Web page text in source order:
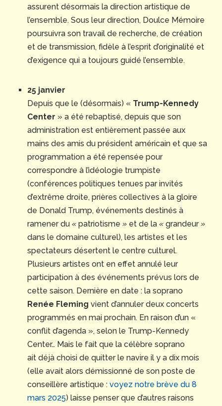
assurent désormais la direction artistique de
l’ensemble. Sous leur direction, Doulce Mémoire
poursuivra son travail de recherche, de création
et de transmission, fidèle à l’esprit d’originalité et
d’exigence qui a toujours guidé l’ensemble.
25 janvier
Depuis que le (désormais) « Trump-Kennedy
Center » a été rebaptisé, depuis que son
administration est entièrement passée aux
mains des amis du président américain et que sa
programmation a été repensée pour
correspondre à l’idéologie trumpiste
(conférences politiques tenues par invités
d’extrême droite, prières collectives à la gloire
de Donald Trump, événements destinés à
ramener du « patriotisme » et de la « grandeur»
dans le domaine culturel), les artistes et les
spectateurs désertent le centre culturel.
Plusieurs artistes ont en effet annulé leur
participation à des événements prévus lors de
cette saison. Dernière en date : la soprano
Renée Fleming vient d’annuler deux concerts
programmés en mai prochain. En raison d’un «
conflit d’agenda », selon le Trump-Kennedy
Center… Mais le fait que la célèbre soprano
ait déjà choisi de quitter le navire il y a dix mois
(elle avait alors démissionné de son poste de
conseillère artistique : voyez notre brève du 8
mars 2025) laisse penser que d’autres raisons